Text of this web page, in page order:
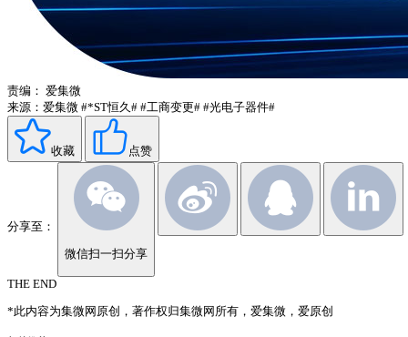
责编： 爱集微
来源：爱集微 #*ST恒久# #工商变更# #光电子器件#
收藏 点赞
分享至：
微信扫一扫分享
THE END
*此内容为集微网原创，著作权归集微网所有，爱集微，爱原创